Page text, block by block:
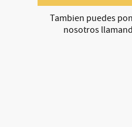
Tambien puedes
nosotros